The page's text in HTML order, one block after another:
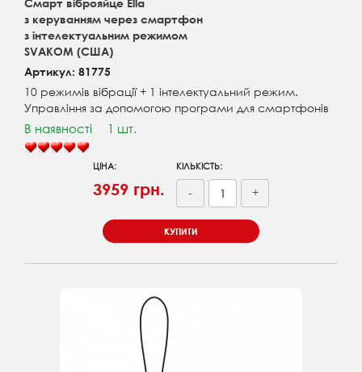
з керуванням через смартфон
з інтелектуальним режимом
SVAKOM (США)
Артикул: 81775
10 режимів вібрації + 1 інтелектуальний режим.
Управління за допомогою програми для смартфонів
В наявності 1 шт.
ЦІНА:
3959 грн.
КІЛЬКІСТЬ:
- +
КУПИТИ